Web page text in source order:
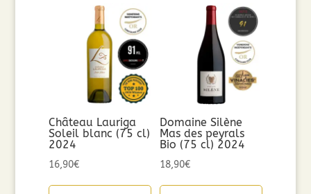
Château Lauriga
Soleil blanc (75 cl)
2024
16,90€
Domaine Silène
Mas des peyrals
Bio (75 cl) 2024
18,90€